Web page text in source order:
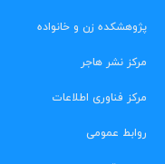
پژوهشکده زن و خانواده
مرکز نشر هاجر
مرکز فناوری اطلاعات
روابط عمومی